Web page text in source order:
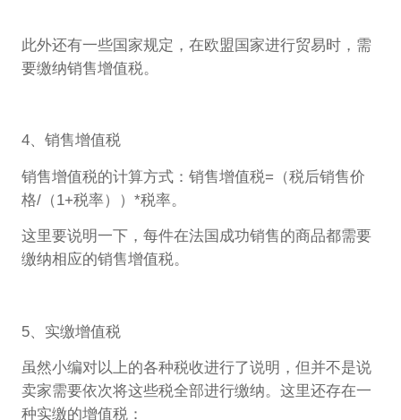
此外还有一些国家规定，在欧盟国家进行贸易时，需
要缴纳销售增值税。
4、销售增值税
销售增值税的计算方式：销售增值税=（税后销售价
格/（1+税率））*税率。
这里要说明一下，每件在法国成功销售的商品都需要
缴纳相应的销售增值税。
5、实缴增值税
虽然小编对以上的各种税收进行了说明，但并不是说
卖家需要依次将这些税全部进行缴纳。这里还存在一
种实缴的增值税：